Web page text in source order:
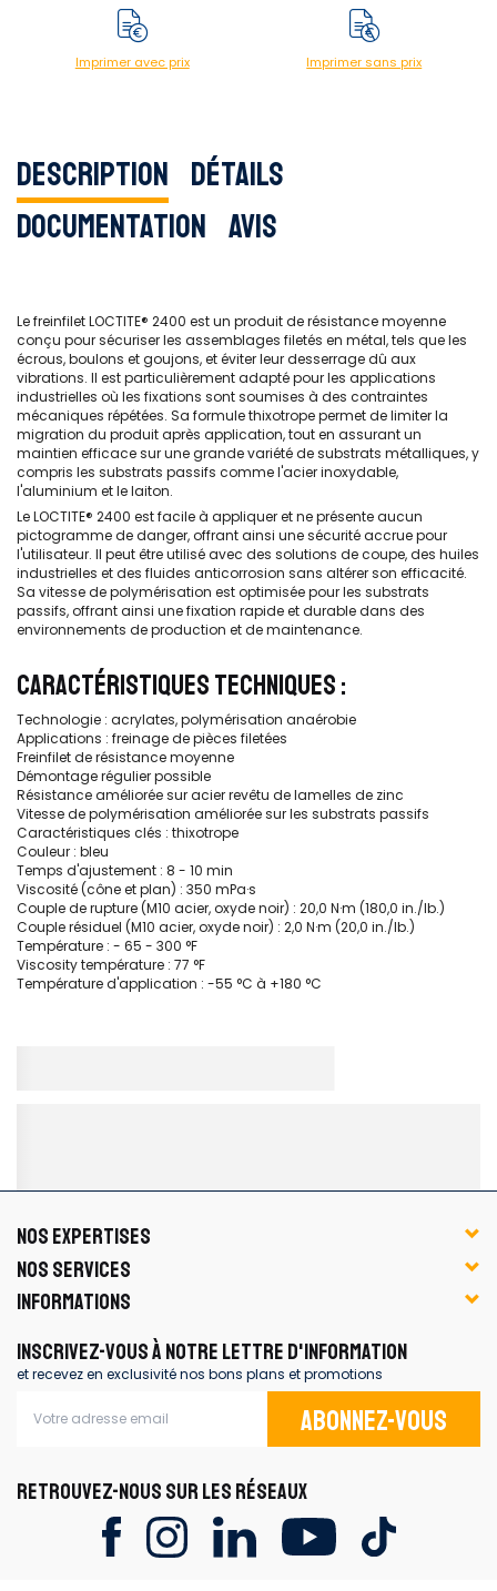
Imprimer avec prix Imprimer sans prix
Description Détails
Documentation Avis
Le freinfilet LOCTITE® 2400 est un produit de résistance moyenne
conçu pour sécuriser les assemblages filetés en métal, tels que les
écrous, boulons et goujons, et éviter leur desserrage dû aux
vibrations. Il est particulièrement adapté pour les applications
industrielles où les fixations sont soumises à des contraintes
mécaniques répétées. Sa formule thixotrope permet de limiter la
migration du produit après application, tout en assurant un
maintien efficace sur une grande variété de substrats métalliques, y
compris les substrats passifs comme l'acier inoxydable,
l'aluminium et le laiton.
Le LOCTITE® 2400 est facile à appliquer et ne présente aucun
pictogramme de danger, offrant ainsi une sécurité accrue pour
l'utilisateur. Il peut être utilisé avec des solutions de coupe, des huiles
industrielles et des fluides anticorrosion sans altérer son efficacité.
Sa vitesse de polymérisation est optimisée pour les substrats
passifs, offrant ainsi une fixation rapide et durable dans des
environnements de production et de maintenance.
CARACTÉRISTIQUES TECHNIQUES :
Technologie : acrylates, polymérisation anaérobie
Applications : freinage de pièces filetées
Freinfilet de résistance moyenne
Démontage régulier possible
Résistance améliorée sur acier revêtu de lamelles de zinc
Vitesse de polymérisation améliorée sur les substrats passifs
Caractéristiques clés : thixotrope
Couleur : bleu
Temps d'ajustement : 8 - 10 min
Viscosité (cône et plan) : 350 mPa·s
Couple de rupture (M10 acier, oxyde noir) : 20,0 N·m (180,0 in./lb.)
Couple résiduel (M10 acier, oxyde noir) : 2,0 N·m (20,0 in./lb.)
Température : - 65 - 300 °F
Viscosity température : 77 °F
Température d'application : -55 °C à +180 °C
NOS EXPERTISES
NOS SERVICES
INFORMATIONS
INSCRIVEZ-VOUS À NOTRE LETTRE D'INFORMATION
et recevez en exclusivité nos bons plans et promotions
Abonnez-vous
RETROUVEZ-NOUS SUR LES RÉSEAUX